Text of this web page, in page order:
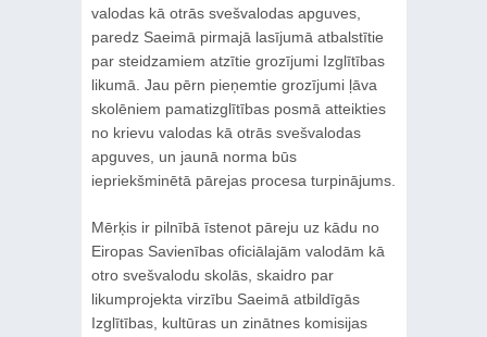
valodas kā otrās svešvalodas apguves,
paredz Saeimā pirmajā lasījumā atbalstītie
par steidzamiem atzītie grozījumi Izglītības
likumā. Jau pērn pieņemtie grozījumi ļāva
skolēniem pamatizglītības posmā atteikties
no krievu valodas kā otrās svešvalodas
apguves, un jaunā norma būs
iepriekšminētā pārejas procesa turpinājums.
Mērķis ir pilnībā īstenot pāreju uz kādu no
Eiropas Savienības oficiālajām valodām kā
otro svešvalodu skolās, skaidro par
likumprojekta virzību Saeimā atbildīgās
Izglītības, kultūras un zinātnes komisijas